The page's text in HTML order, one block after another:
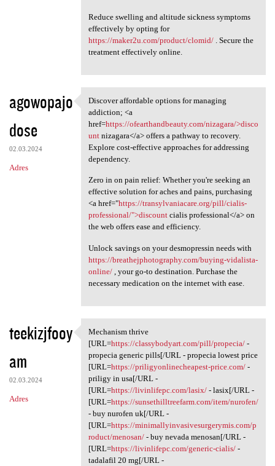
Reduce swelling and altitude sickness symptoms
effectively by opting for
https://maker2u.com/product/clomid/. Secure the
treatment effectively online.
agowopajo
dose
02.03.2024
Adres
Discover affordable options
Discover affordable options for managing
addiction; <a
href=https://ofearthandbeauty.com/nizagara/>disco
untnizagara</a> offers a pathway to recovery.
Explore cost-effective approaches for addressing
dependency.
Zero in on pain relief: Whether you're seeking an
effective solution for aches and pains, purchasing
<a href="https://transylvaniacare.org/pill/cialis-
professional/">discountcialis professional</a> on
the web offers ease and efficiency.
Unlock savings on your desmopressin needs with
https://breathejphotography.com/buying-vidalista-
online/, your go-to destination. Purchase the
necessary medication on the internet with ease.
teekizjfooy
am
02.03.2024
Adres
Mechanism thrive [URL=https:/
Mechanism thrive
[URL=https://classybodyart.com/pill/propecia/-
propecia generic pills[/URL - propecia lowest price
[URL=https://priligyonlinecheapest-price.com/-
priligy in usa[/URL -
[URL=https://livinlifepc.com/lasix/- lasix[/URL -
[URL=https://sunsethilltreefarm.com/item/nurofen/
- buy nurofen uk[/URL -
[URL=https://minimallyinvasivesurgerymis.com/p
roduct/menosan/- buy nevada menosan[/URL -
[URL=https://livinlifepc.com/generic-cialis/-
tadalafil 20 mg[/URL -